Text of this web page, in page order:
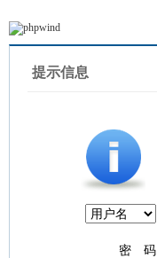
提示信息
密 码